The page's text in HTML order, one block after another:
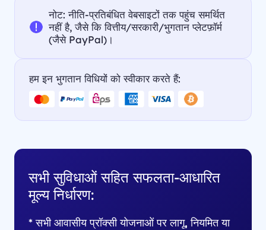
नोट: नीति-प्रतिबंधित वेबसाइटों तक पहुंच समर्थित
नहीं है, जैसे कि वित्तीय/सरकारी/भुगतान प्लेटफ़ॉर्म
(जैसे PayPal)।
हम इन भुगतान विधियों को स्वीकार करते हैं:
सभी सुविधाओं सहित सफलता-आधारित
मूल्य निर्धारण:
* सभी आवासीय प्रॉक्सी योजनाओं पर लागू, नियमित या